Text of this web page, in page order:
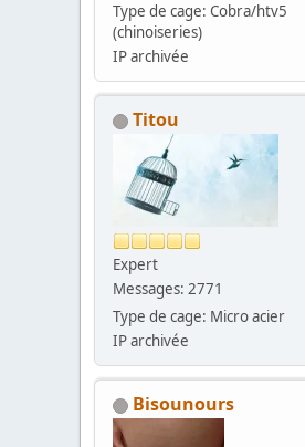
Type de cage: Cobra/htv5
(chinoiseries)
IP archivée
Titou
Expert
Messages: 2771
Type de cage: Micro acier
IP archivée
Bisounours